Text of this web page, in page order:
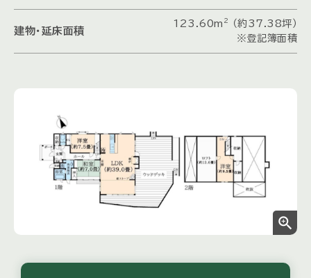
建物・延床面積
123.60m 2
（約37.38坪）
※登記簿面積
zoom_in